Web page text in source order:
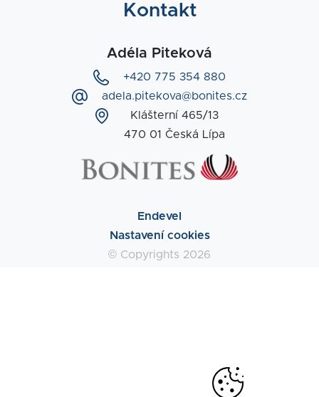
Endevel
Nastavení cookies
© Copyrights 2026
Kontakt
Adéla Piteková
+420 775 354 880
adela.pitekova@bonites.cz
Klášterní 465/13
470 01 Česká Lípa